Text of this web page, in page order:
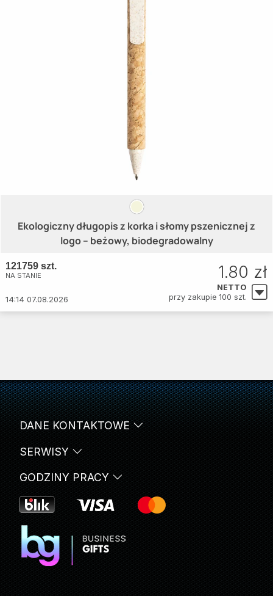
Ekologiczny długopis z korka i słomy pszenicznej z
logo – beżowy, biodegradowalny
121759 szt.
NA STANIE
14:14 07.08.2026
1.80 zł
NETTO
przy zakupie 100 szt.
SERWISY
DANE KONTAKTOWE
GODZINY PRACY